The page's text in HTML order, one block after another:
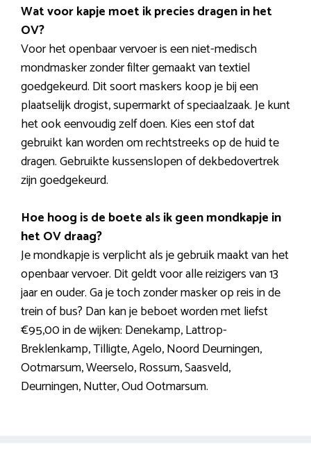
Wat voor kapje moet ik precies dragen in het
OV?
Voor het openbaar vervoer is een niet-medisch
mondmasker zonder filter gemaakt van textiel
goedgekeurd. Dit soort maskers koop je bij een
plaatselijk drogist, supermarkt of speciaalzaak. Je kunt
het ook eenvoudig zelf doen. Kies een stof dat
gebruikt kan worden om rechtstreeks op de huid te
dragen. Gebruikte kussenslopen of dekbedovertrek
zijn goedgekeurd.
Hoe hoog is de boete als ik geen mondkapje in
het OV draag?
Je mondkapje is verplicht als je gebruik maakt van het
openbaar vervoer. Dit geldt voor alle reizigers van 13
jaar en ouder. Ga je toch zonder masker op reis in de
trein of bus? Dan kan je beboet worden met liefst
€95,00 in de wijken: Denekamp, Lattrop-
Breklenkamp, Tilligte, Agelo, Noord Deurningen,
Ootmarsum, Weerselo, Rossum, Saasveld,
Deurningen, Nutter, Oud Ootmarsum.